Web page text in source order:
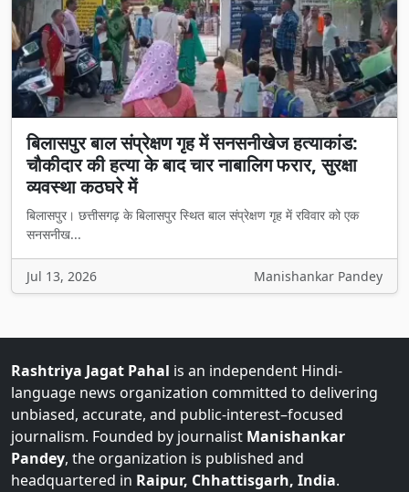
बिलासपुर बाल संप्रेक्षण गृह में सनसनीखेज हत्याकांड:
चौकीदार की हत्या के बाद चार नाबालिग फरार, सुरक्षा
व्यवस्था कठघरे में
बिलासपुर। छत्तीसगढ़ के बिलासपुर स्थित बाल संप्रेक्षण गृह में रविवार को एक
सनसनीख...
Jul 13, 2026 Manishankar Pandey
Rashtriya Jagat Pahal is an independent Hindi-
language news organization committed to delivering
unbiased, accurate, and public-interest–focused
journalism. Founded by journalist Manishankar
Pandey, the organization is published and
headquartered in Raipur, Chhattisgarh, India.